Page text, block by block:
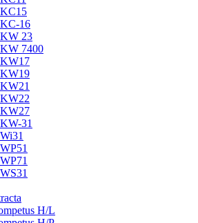
16
23
7400
31
H/L